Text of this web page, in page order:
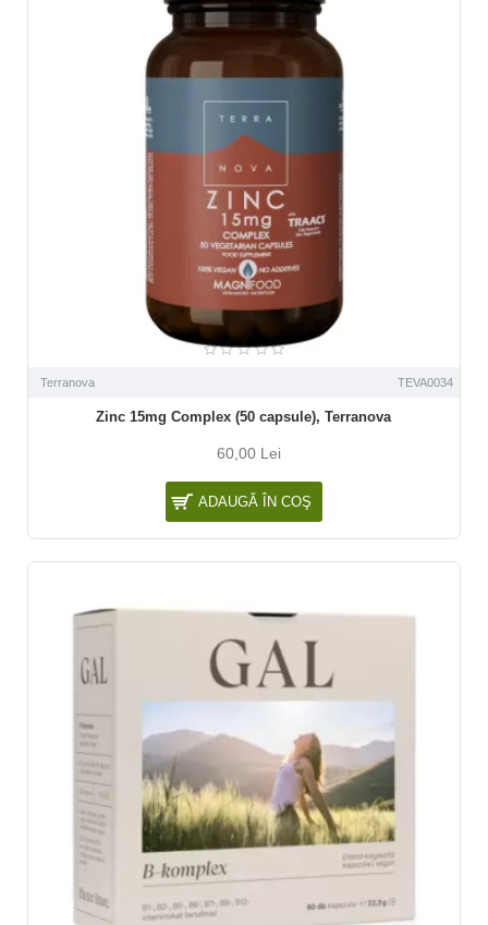
Terranova TEVA0034
Zinc 15mg Complex (50 capsule), Terranova
60,00 Lei
ADAUGĂ ÎN COŞ